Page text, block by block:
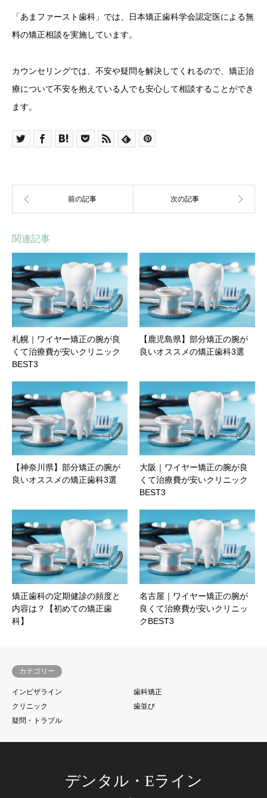
「あまファースト歯科」では、日本矯正歯科学会認定医による無
料の矯正相談を実施しています。
カウンセリングでは、不安や疑問を解決してくれるので、矯正治
療について不安を抱えている人でも安心して相談することができ
ます。
関連記事
札幌｜ワイヤー矯正の腕が良
くて治療費が安いクリニック
BEST3
【鹿児島県】部分矯正の腕が
良いオススメの矯正歯科3選
【神奈川県】部分矯正の腕が
良いオススメの矯正歯科3選
大阪｜ワイヤー矯正の腕が良
くて治療費が安いクリニック
BEST3
矯正歯科の定期健診の頻度と
内容は？【初めての矯正歯
科】
名古屋｜ワイヤー矯正の腕が
良くて治療費が安いクリニッ
クBEST3
カテゴリー
インビザライン
歯科矯正
クリニック
歯並び
疑問・トラブル
デンタル・Eライン